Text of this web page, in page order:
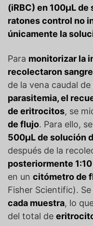
(iRBC) en 100µL
ratones control no
únicamente la
Para monitorizar la
recolectaron sangre
de la vena caudal
parasitemia, el
de eritrocitos, se
de flujo. Para ello,
500µL de solución
después de la
posteriormente 1:10
en un citómetro de
Fisher Scientific).
cada muestra, lo
del total de